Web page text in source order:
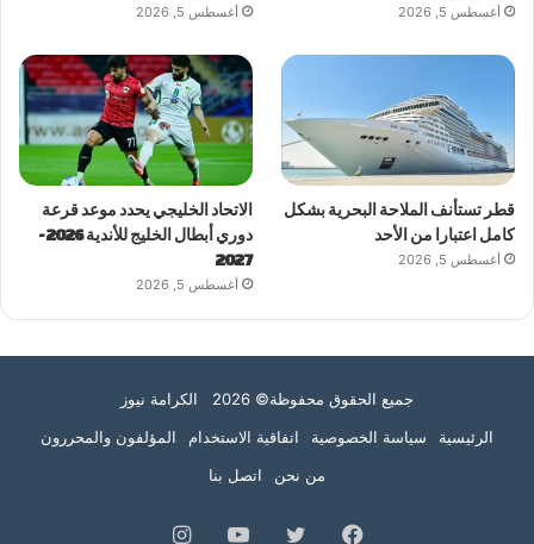
أغسطس 5, 2026 أغسطس 5, 2026
قطر تستأنف الملاحة البحرية بشكل
كامل اعتبارا من الأحد
أغسطس 5, 2026
الاتحاد الخليجي يحدد موعد قرعة
دوري أبطال الخليج للأندية 2026-
2027
أغسطس 5, 2026
جميع الحقوق محفوظة© 2026 الكرامة نيوز
الرئيسية
سياسة الخصوصية اتفاقية الاستخدام
المؤلفون والمحررون
من نحن
اتصل بنا
فيسبوك تويتر يوتيوبانستقرام